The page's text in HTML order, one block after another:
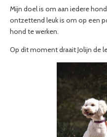
Mijn doel is om aan iedere
ontzettend leuk is om op een
hond te werken.
Op dit moment draait Jolijn de